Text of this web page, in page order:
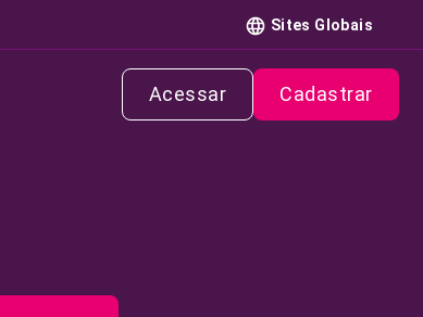
Sites Globais
Acessar Cadastrar